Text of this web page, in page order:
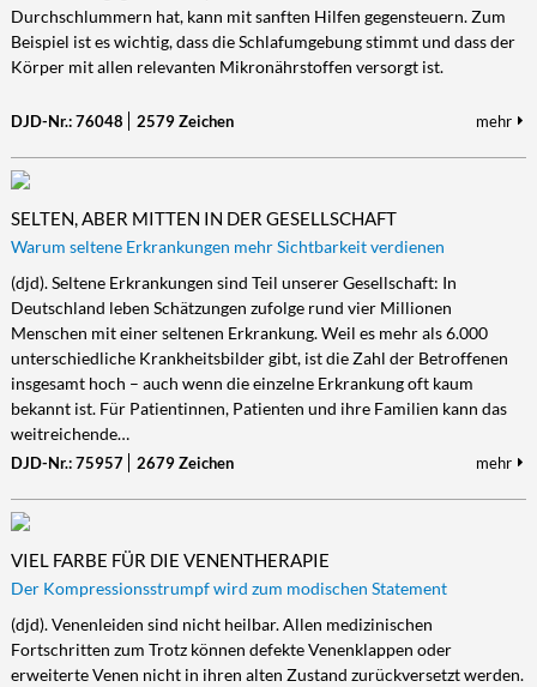
Durchschlummern hat, kann mit sanften Hilfen gegensteuern. Zum
Beispiel ist es wichtig, dass die Schlafumgebung stimmt und dass der
Körper mit allen relevanten Mikronährstoffen versorgt ist.
DJD-Nr.: 76048 2579 Zeichen mehr
SELTEN, ABER MITTEN IN DER GESELLSCHAFT
Warum seltene Erkrankungen mehr Sichtbarkeit verdienen
(djd). Seltene Erkrankungen sind Teil unserer Gesellschaft: In
Deutschland leben Schätzungen zufolge rund vier Millionen
Menschen mit einer seltenen Erkrankung. Weil es mehr als 6.000
unterschiedliche Krankheitsbilder gibt, ist die Zahl der Betroffenen
insgesamt hoch – auch wenn die einzelne Erkrankung oft kaum
bekannt ist. Für Patientinnen, Patienten und ihre Familien kann das
weitreichende…
DJD-Nr.: 75957 2679 Zeichen mehr
VIEL FARBE FÜR DIE VENENTHERAPIE
Der Kompressionsstrumpf wird zum modischen Statement
(djd). Venenleiden sind nicht heilbar. Allen medizinischen
Fortschritten zum Trotz können defekte Venenklappen oder
erweiterte Venen nicht in ihren alten Zustand zurückversetzt werden.